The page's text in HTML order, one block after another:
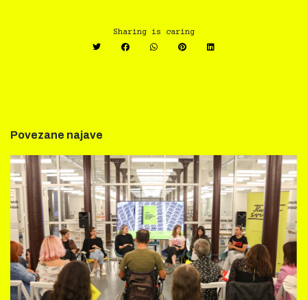
Sharing is caring
Povezane najave